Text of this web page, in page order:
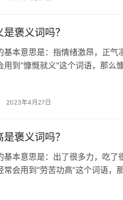
褒义词吗？
基本意思是：指情绪激昂，正气
用到“慷慨就义”这个词语，那么
2023年4月27日
褒义词吗？
基本意思是：出了很多力，吃了
常会用到“劳苦功高”这个词语，